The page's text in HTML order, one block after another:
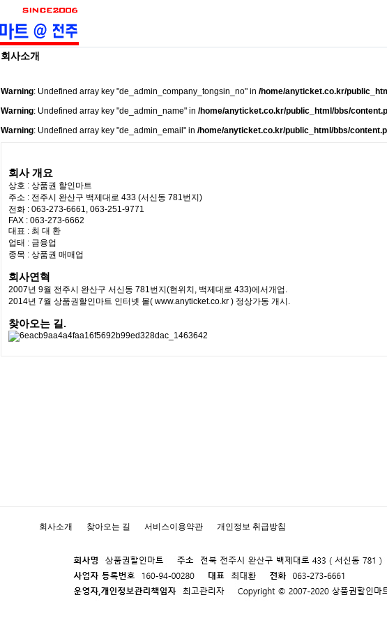
회사소개
Warning: Undefined array key "de_admin_company_tongsin_no" in /home/anyticket.co.kr/
Warning: Undefined array key "de_admin_name" in /home/anyticket.co.kr/public_html/bbs/
Warning: Undefined array key "de_admin_email" in /home/anyticket.co.kr/public_html/bbs/
회사 개요
상호 : 상품권 할인마트
주소 : 전주시 완산구 백제대로 433 (서신동 781번지)
전화 : 063-273-6661, 063-251-9771
FAX : 063-273-6662
대표 : 최 대 환
업태 : 금융업
종목 : 상품권 매매업
회사연혁
2007년 9월 전주시 완산구 서신동 781번지(현위치, 백제대로 433)에서개업.
2014년 7월 상품권할인마트 인터넷 몰( www.anyticket.co.kr ) 정상가동 개시.
찾아오는 길.
회사소개 찾아오는 길 서비스이용약관 개인정보 취급방침